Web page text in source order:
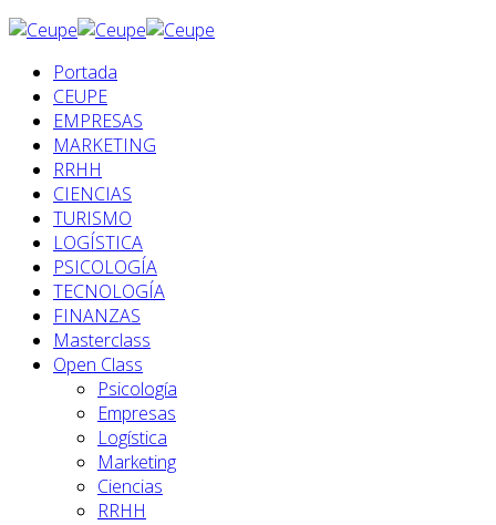
Portada
CEUPE
EMPRESAS
MARKETING
RRHH
CIENCIAS
TURISMO
LOGÍSTICA
PSICOLOGÍA
TECNOLOGÍA
FINANZAS
Masterclass
Open Class
Psicología
Empresas
Logística
Marketing
Ciencias
RRHH